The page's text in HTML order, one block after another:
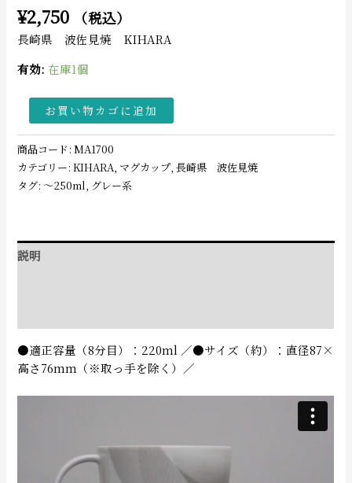
¥2,750 （税込）
長崎県 波佐見焼 KIHARA
有効: 在庫1個
お買い物カゴに追加
商品コード:MA1700
カテゴリー:KIHARA, マグカップ,長崎県 波佐見焼
タグ:〜250ml, グレー系
説明
●適正容量（8分目）：220ml ／●サイズ（約）：直径87×
高さ76mm（※取っ手を除く）／